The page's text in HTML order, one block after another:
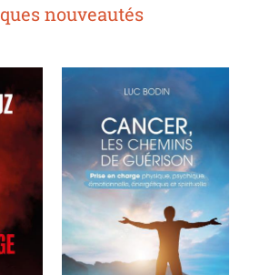
nouveautés